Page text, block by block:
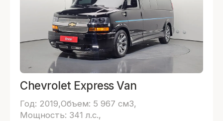
Chevrolet Express Van
Год: 2019 Объем: 5 967 см3
Мощность: 341 л.с.